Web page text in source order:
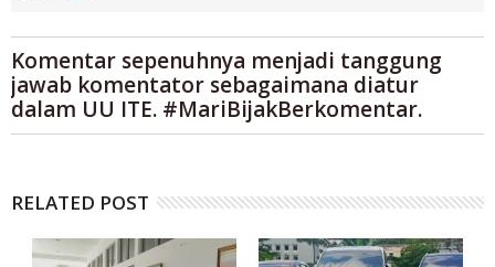
Komentar sepenuhnya menjadi tanggung
jawab komentator sebagaimana diatur
dalam UU ITE. #MariBijakBerkomentar.
RELATED POST